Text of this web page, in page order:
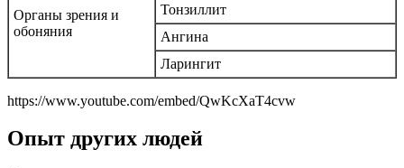
Органы зрения и
обоняния
Тонзиллит
Ангина
Ларингит
https://www.youtube.com/embed/QwKcXaT4cvw
Опыт других людей